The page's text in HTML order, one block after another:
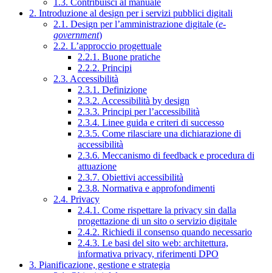
2. Introduzione al design per i servizi pubblici digitali
2.1. Design per l’amministrazione digitale (e-
government)
2.2. L’approccio progettuale
2.2.1. Buone pratiche
2.2.2. Principi
2.3. Accessibilità
2.3.1. Definizione
2.3.2. Accessibilità by design
2.3.3. Principi per l’accessibilità
2.3.4. Linee guida e criteri di successo
2.3.5. Come rilasciare una dichiarazione di
accessibilità
2.3.6. Meccanismo di feedback e procedura di
attuazione
2.3.7. Obiettivi accessibilità
2.3.8. Normativa e approfondimenti
2.4. Privacy
2.4.1. Come rispettare la privacy sin dalla
progettazione di un sito o servizio digitale
2.4.2. Richiedi il consenso quando necessario
2.4.3. Le basi del sito web: architettura,
informativa privacy, riferimenti DPO
3. Pianificazione, gestione e strategia